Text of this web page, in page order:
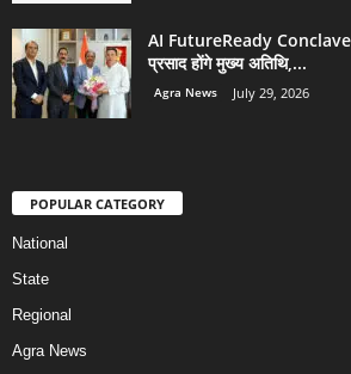
AI FutureReady Conclave
प्रसाद होंगे मुख्य अतिथि,...
Agra News July 29, 2026
POPULAR CATEGORY
National
State
Regional
Agra News